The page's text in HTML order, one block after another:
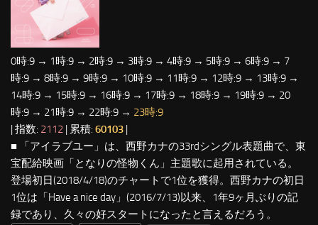
0時:9 → 1時:9 → 2時:9 → 3時:9 → 4時:9 → 5時:9 → 6時:9 → 7
時:9 → 8時:9 → 9時:9 → 10時:9 → 11時:9 → 12時:9 → 13時:9 →
14時:9 → 15時:9 → 16時:9 → 17時:9 → 18時:9 → 19時:9 → 20
時:9 → 21時:9 → 22時:9 → 23時:9
| 指数: 2112 | 累積: 60103 |
■ 「アイラブユー」は、西野カナの33rdシングル表題曲で、東
宝配給映画「となりの怪物くん」主題歌に起用されている。
登場初日(2018/4/18)のチャートで1位を獲得。西野カナの初日
1位は「Have a nice day」(2016/7/13)以来、1年9ヶ月ぶりの記
録であり、久々の好スタートになったと言えるだろう。